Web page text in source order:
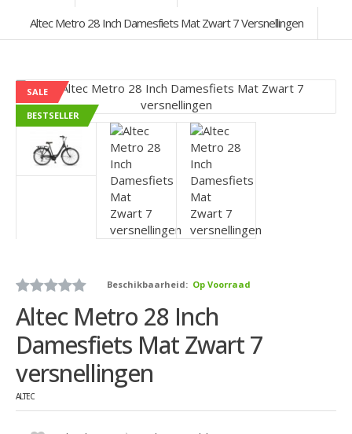
Altec Metro 28 Inch Damesfiets Mat Zwart 7 Versnellingen
SALE
BESTSELLER
Beschikbaarheid: Op Voorraad
Altec Metro 28 Inch
Damesfiets Mat Zwart 7
versnellingen
ALTEC